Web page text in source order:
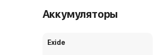
Аккумуляторы
Exide